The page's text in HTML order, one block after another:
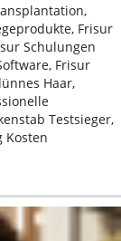
Frisur
Schulungen
Frisur
Haar,
Testsieger,
Kosten